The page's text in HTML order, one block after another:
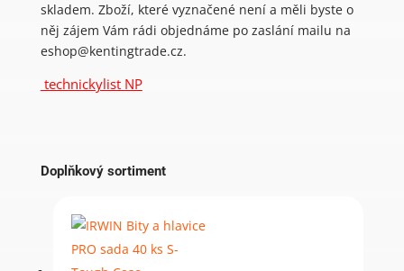
skladem. Zboží, které vyznačené není a měli byste o
něj zájem Vám rádi objednáme po zaslání mailu na
eshop@kentingtrade.cz.
technickylist NP
Doplňkový sortiment